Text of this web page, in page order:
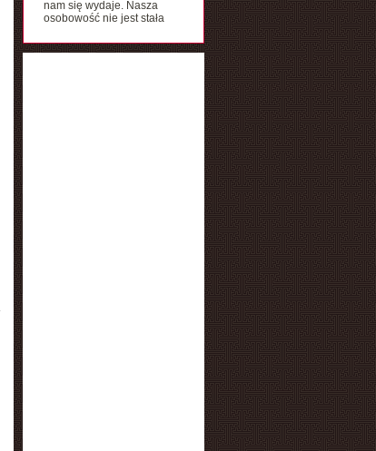
nam się wydaje. Nasza
osobowość nie jest stała